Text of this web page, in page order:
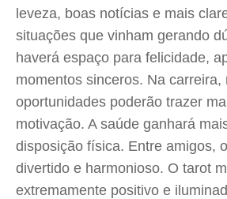
leveza, boas notícias e mais
situações que vinham gerando
haverá espaço para felicidade,
momentos sinceros. Na
oportunidades poderão trazer
motivação. A saúde ganhará
disposição física. Entre amigos,
divertido e harmonioso. O tarot
extremamente positivo e